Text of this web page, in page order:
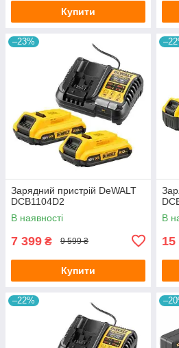
Купити
–23%
Зарядний пристрій DeWALT
DCB1104D2
В наявності
7 399 ₴ 9 599 ₴
Купити
В
15
–22%